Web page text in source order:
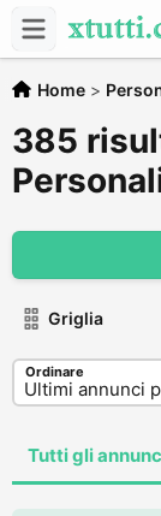
Home >
385
Griglia
Ordinare
Tutti gli